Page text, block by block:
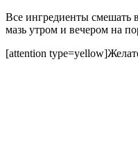
Все ингредиенты смешать
мазь утром и вечером на
[attention